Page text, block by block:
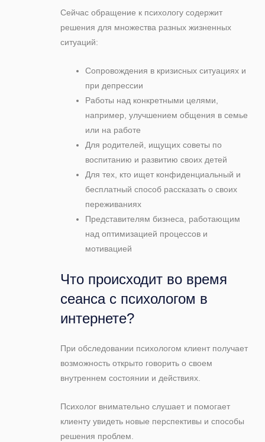
Сейчас обращение к психологу содержит
решения для множества разных жизненных
ситуаций:
Сопровождения в кризисных ситуациях и
при депрессии
Работы над конкретными целями,
например, улучшением общения в семье
или на работе
Для родителей, ищущих советы по
воспитанию и развитию своих детей
Для тех, кто ищет конфиденциальный и
бесплатный способ рассказать о своих
переживаниях
Представителям бизнеса, работающим
над оптимизацией процессов и
мотивацией
Что происходит во время
сеанса с психологом в
интернете?
При обследовании психологом клиент получает
возможность открыто говорить о своем
внутреннем состоянии и действиях.
Психолог внимательно слушает и помогает
клиенту увидеть новые перспективы и способы
решения проблем.